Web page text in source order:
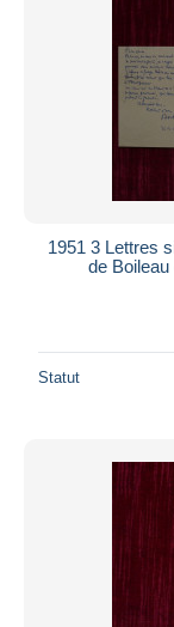
1951 3 Lettres
de
Statut